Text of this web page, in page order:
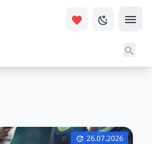
26.07.2026